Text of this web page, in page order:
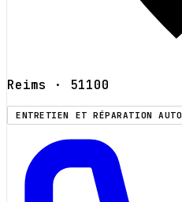
Reims · 51100
ENTRETIEN ET RÉPARATION AUTO